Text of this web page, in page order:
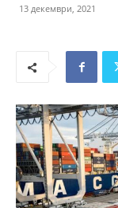
13 декември, 2021